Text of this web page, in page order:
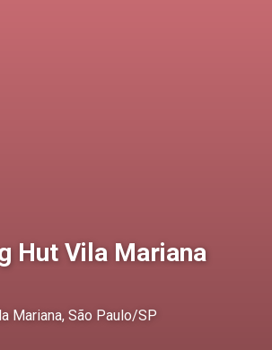
Hut Vila Mariana
Mariana, São Paulo/SP